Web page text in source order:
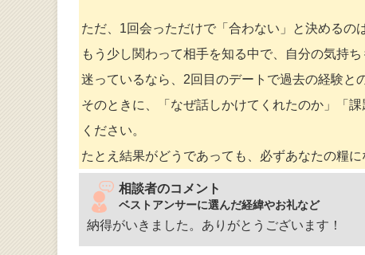
ただ、1回会っただけで「合わない」と決めるの
もう少し関わって相手を知る中で、自分の気持ち
迷っているなら、2回目のデートで過去の経験と
そのときに、「なぜ話しかけてくれたのか」「
ください。
たとえ結果がどうであっても、必ずあなたの糧
相談者のコメント
ベストアンサーに選んだ経緯やお礼など
納得がいきました。ありがとうございます！